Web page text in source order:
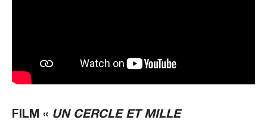
FILM « UN CERCLE ET MILLE